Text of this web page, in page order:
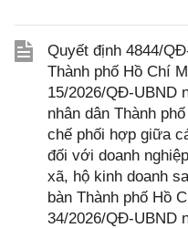
Quyết định 4844/
Thành phố Hồ Chí
15/2026/QĐ-UBND
nhân dân Thành
chế phối hợp giữa
đối với doanh
xã, hộ kinh doanh
bàn Thành phố Hồ
34/2026/QĐ-UBND